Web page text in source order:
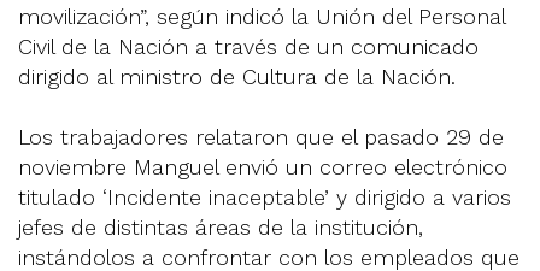
movilización”, según indicó la Unión del Personal
Civil de la Nación a través de un comunicado
dirigido al ministro de Cultura de la Nación.
Los trabajadores relataron que el pasado 29 de
noviembre Manguel envió un correo electrónico
titulado ‘Incidente inaceptable’ y dirigido a varios
jefes de distintas áreas de la institución,
instándolos a confrontar con los empleados que